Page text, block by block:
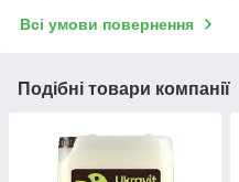
Всі умови повернення
Подібні товари компанії